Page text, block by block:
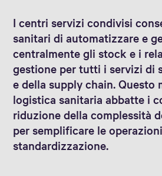
I centri servizi condivisi
sanitari di automatizzare e
centralmente gli stock e i
gestione per tutti i servizi di
e della supply chain. Questo
logistica sanitaria abbatte i
riduzione della complessità
per semplificare le
standardizzazione.